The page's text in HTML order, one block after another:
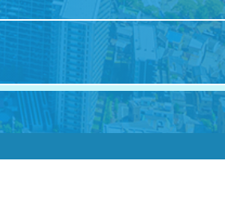
FAX
06-6438-5622